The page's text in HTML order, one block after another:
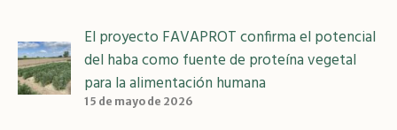
El proyecto FAVAPROT confirma el potencial
del haba como fuente de proteína vegetal
para la alimentación humana
15 de mayo de 2026